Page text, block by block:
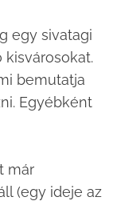
egy sivatagi
bemutatja
Egyébként
már
(egy ideje az